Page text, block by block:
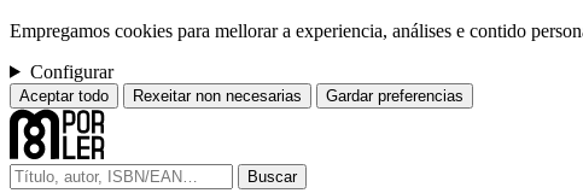
Empregamos cookies para mellorar a experiencia, análises e contido
Configurar
Aceptar todo Rexeitar non necesarias Gardar preferencias
Buscar